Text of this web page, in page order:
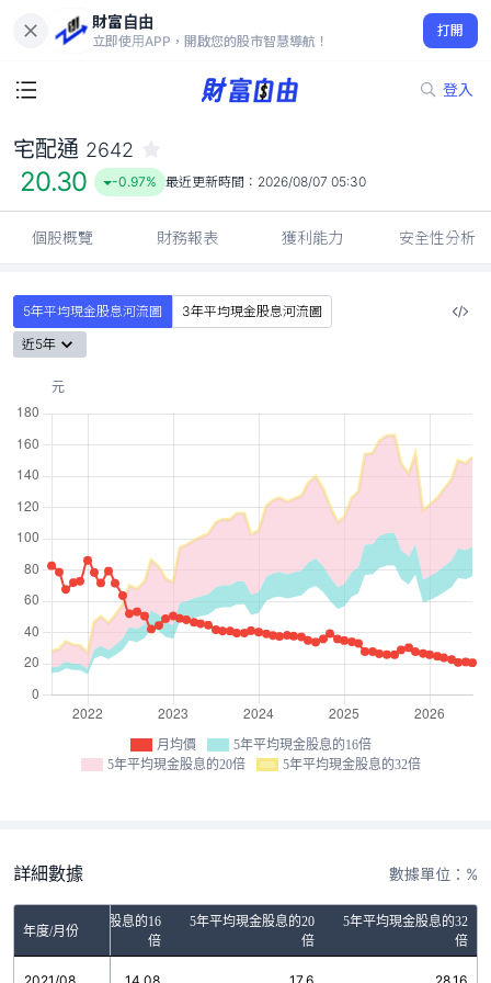
財富自由
立即使用APP，開啟您的股市智慧導航！
打開
登入
20.30
-0.97%
宅配通 2642
20.30 -0.97% 最近更新時間： 2026/08/07 05:30
個股概覽 財務報表 獲利能力 安全性分析
5年平均現金股息河流圖
3年平均現金股息河流圖
近5年
月均價
5年平均現金股息的16倍
5年平均現金股息的20倍
5年平均現金股息的32倍
詳細數據 數據單位：%
年度/月份
5年平均現金股息的16
倍
5年平均現金股息的20
倍
5年平均現金股息的32
倍